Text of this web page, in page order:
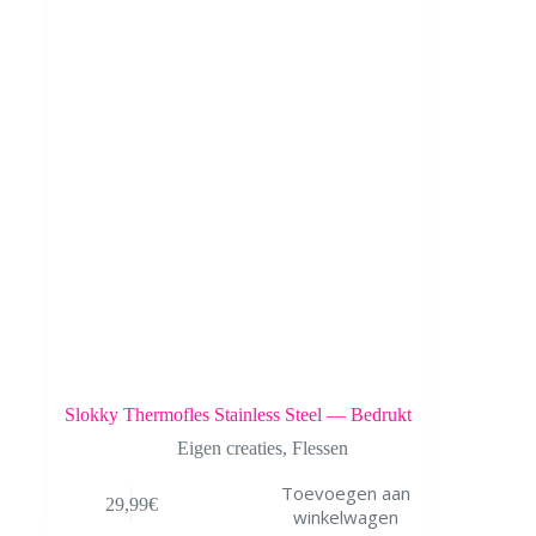
Slokky Thermofles Stainless Steel — Bedrukt
Eigen creaties, Flessen
29,99€
Toevoegen aan
winkelwagen